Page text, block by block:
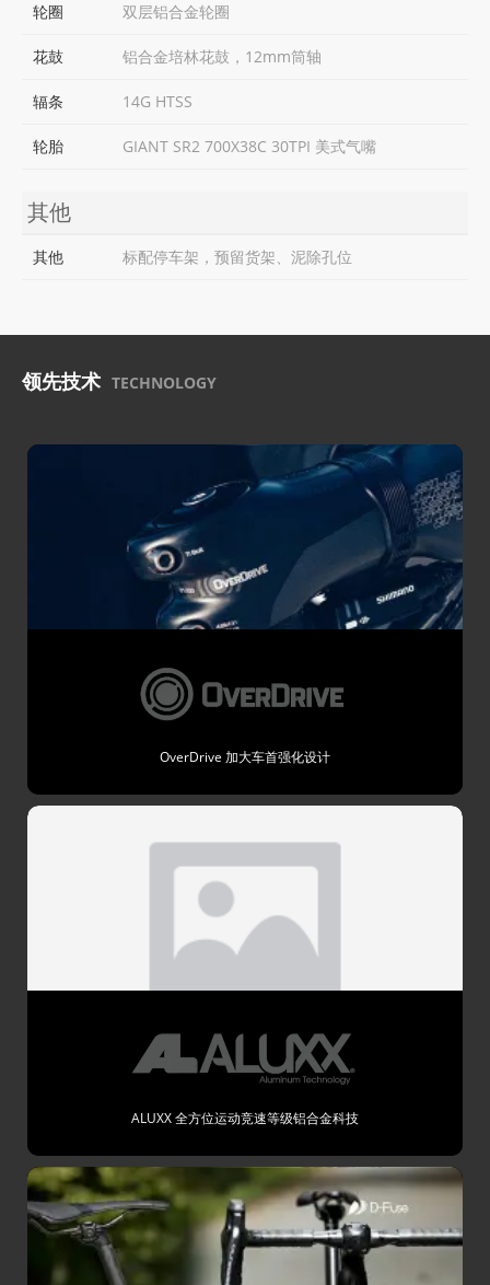
轮圈 双层铝合金轮圈
花鼓 铝合金培林花鼓，12mm筒轴
辐条 14G HTSS
轮胎 GIANT SR2 700X38C 30TPI 美式气嘴
其他
其他 标配停车架，预留货架、泥除孔位
领先技术 TECHNOLOGY
OverDrive 加大车首强化设计
ALUXX 全方位运动竞速等级铝合金科技